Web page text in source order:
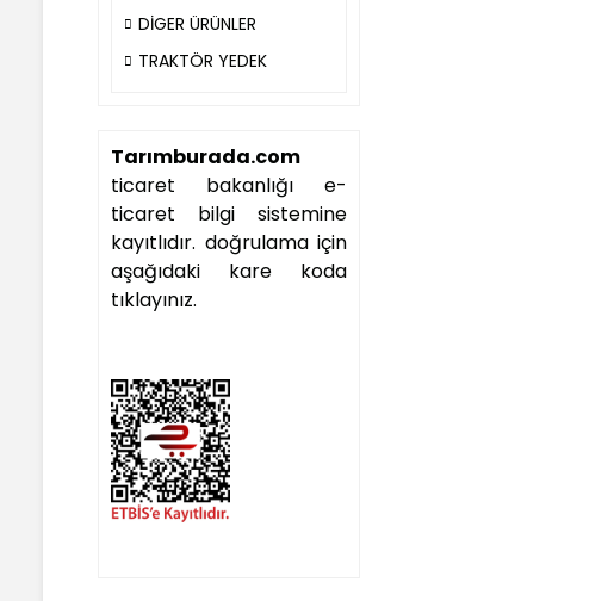
DİGER ÜRÜNLER
TRAKTÖR YEDEK
Tarımburada.com
ticaret bakanlığı e-
ticaret bilgi sistemine
kayıtlıdır. doğrulama için
aşağıdaki kare koda
tıklayınız.